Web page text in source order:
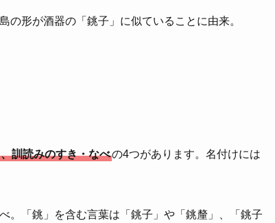
形が酒器の「銚子」に似ていることに由来。
訓読みのすき・なべの4つがあります。名付けには
。「銚」を含む言葉は「銚子」や「銚釐」、「銚子